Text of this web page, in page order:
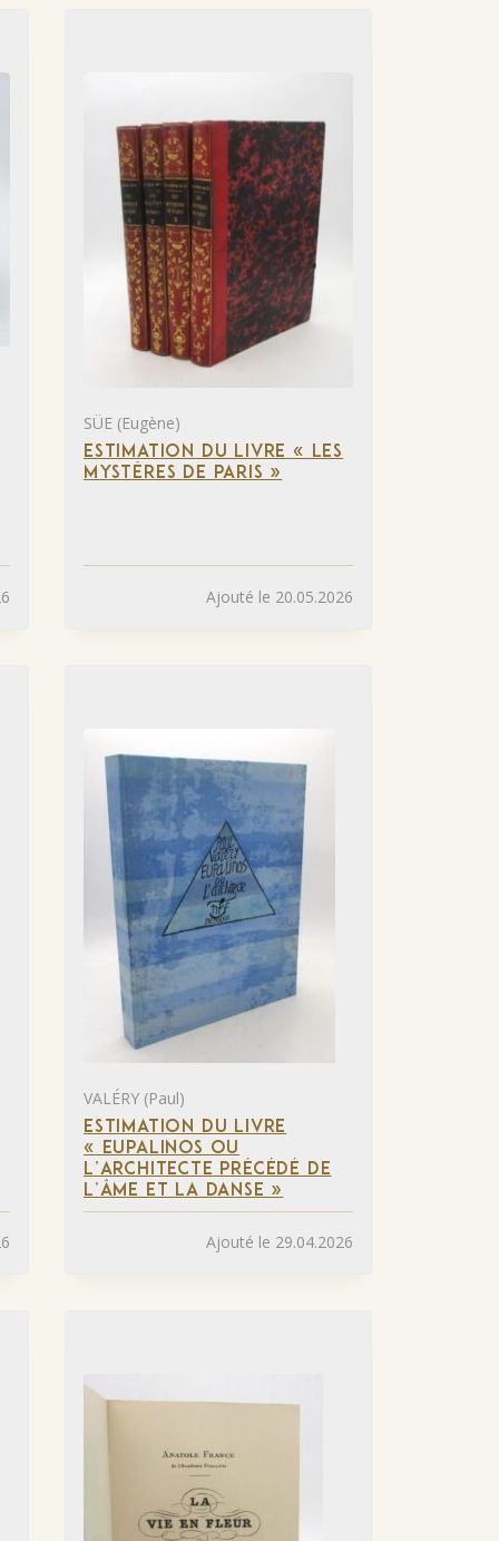
SÜE (Eugène)
ESTIMATION DU LIVRE « LES
MYSTÈRES DE PARIS »
Ajouté le 20.05.2026
VALÉRY (Paul)
ESTIMATION DU LIVRE
« EUPALINOS OU
L’ARCHITECTE PRÉCÉDÉ DE
L’ÂME ET LA DANSE »
Ajouté le 29.04.2026